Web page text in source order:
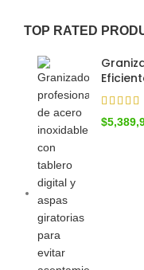
TOP RATED
$